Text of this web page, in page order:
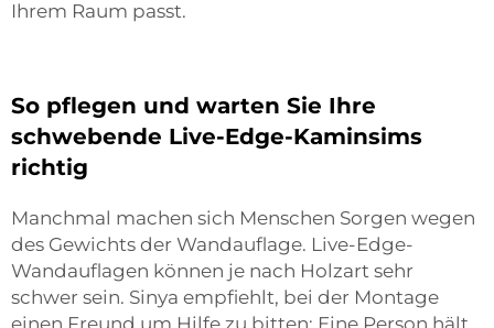
Ihrem Raum passt.
So pflegen und warten Sie Ihre
schwebende Live-Edge-Kaminsims
richtig
Manchmal machen sich Menschen Sorgen wegen
des Gewichts der Wandauflage. Live-Edge-
Wandauflagen können je nach Holzart sehr
schwer sein. Sinya empfiehlt, bei der Montage
einen Freund um Hilfe zu bitten: Eine Person hält